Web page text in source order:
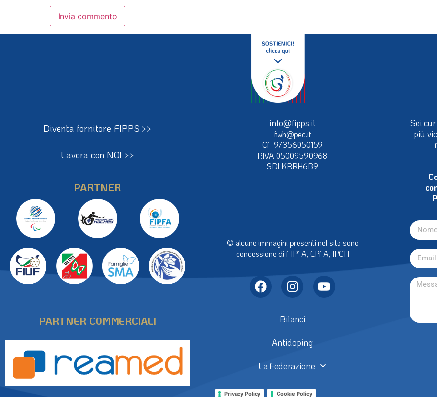
Diventa fornitore FIPPS >>
Lavora con NOI >>
PARTNER
PARTNER COMMERCIALI
info@fipps.it
fiwh@pec.it
CF 97356050159
P.IVA 05009590968
SDI KRRH6B9
© alcune immagini presenti nel sito sono
concessione di FIPFA, EPFA, IPCH
Bilanci
Antidoping
La Federazione
Privacy Policy Cookie Policy
Sei
più